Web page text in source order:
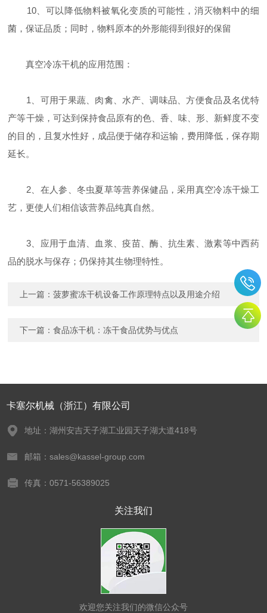
10、可以降低物料被氧化变质的可能性，消灭物料中的细
菌，保证品质；同时，物料原本的外形能得到很好的保留
真空冷冻干机的应用范围：
1、可用于果蔬、肉禽、水产、调味品、方便食品及名优特
产等干燥，可达到保持食品原有的色、香、味、形、新鲜度不变
的目的，且复水性好，成品便于储存和运输，费用降低，保存期
延长。
2、在人参、冬虫夏草等营养保健品，采用真空冷冻干燥工
艺，更使人们相信该营养品纯真自然。
3、应用于血清、血浆、疫苗、酶、抗生素、激素等中西药
品的脱水与保存；仍保持其生物理特性。
上一篇：菠萝蜜冻干机设备工作原理特点以及用途介绍
下一篇：食品冻干机：冻干食品优势与优点
卡塞尔机械（浙江）有限公司
地址：湖州安吉天子湖工业园天子湖大道418号
邮箱：sales@kassel-group.com
传真：0571-56389025
关注我们
欢迎您关注我们的微信公众号